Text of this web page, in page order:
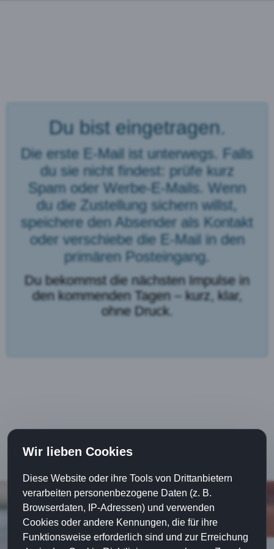
Du bist eingetragen.
Die erste E-Mail ist unterwegs. Falls
du sie nicht findest: prüfe kurz
Spam oder Werbe-E-Mails. Wenn
du die Zustellung sichern willst,
speichere den Absender als Kontakt
oder verschiebe die E-Mail in den
primären Posteingang.
Du bekommst die nächsten Impulse in
den kommenden Tagen – kurz, klar,
ohne Druck.
Wir lieben Cookies
Diese Website oder ihre Tools von Drittanbietern
verarbeiten personenbezogene Daten (z. B.
Browserdaten, IP-Adressen) und verwenden
Cookies oder andere Kennungen, die für ihre
Funktionsweise erforderlich sind und zur Erreichung